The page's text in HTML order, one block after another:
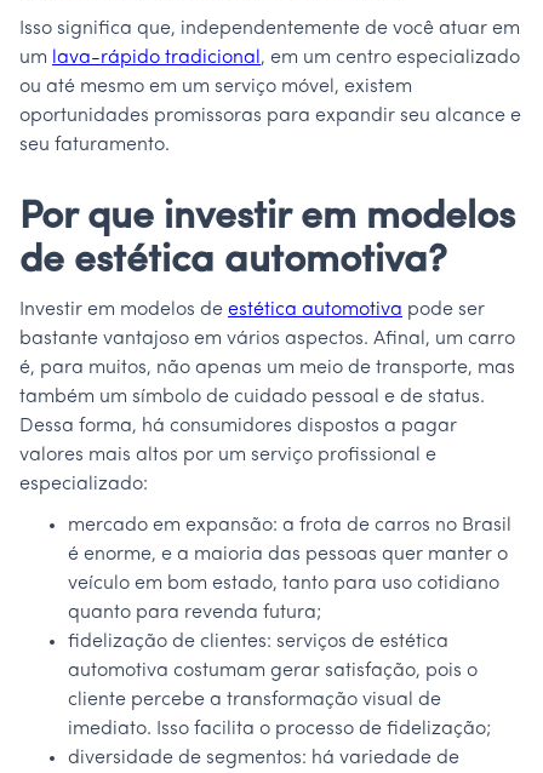
Isso significa que, independentemente de você atuar em
um lava-rápido tradicional , em um centro especializado
ou até mesmo em um serviço móvel, existem
oportunidades promissoras para expandir seu alcance e
seu faturamento.
Por que investir em modelos
de estética automotiva?
Investir em modelos de estética automotiva pode ser
bastante vantajoso em vários aspectos. Afinal, um carro
é, para muitos, não apenas um meio de transporte, mas
também um símbolo de cuidado pessoal e de status.
Dessa forma, há consumidores dispostos a pagar
valores mais altos por um serviço profissional e
especializado:
mercado em expansão: a frota de carros no Brasil
é enorme, e a maioria das pessoas quer manter o
veículo em bom estado, tanto para uso cotidiano
quanto para revenda futura;
fidelização de clientes: serviços de estética
automotiva costumam gerar satisfação, pois o
cliente percebe a transformação visual de
imediato. Isso facilita o processo de fidelização;
diversidade de segmentos: há variedade de